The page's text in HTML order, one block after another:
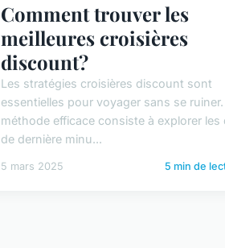
Comment trouver les
meilleures croisières
discount?
Les stratégies croisières discount sont
essentielles pour voyager sans se
méthode efficace consiste à explorer les
de dernière minu...
5 mars 2025 5 min de